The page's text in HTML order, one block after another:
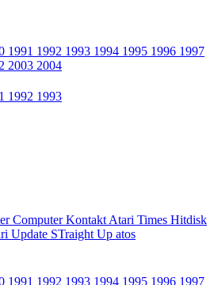
1991 1992 1993 1994 1995 1996 1997
2003 2004
1992 1993
Computer Kontakt Atari Times Hitdisk
Update STraight Up atos
1991 1992 1993 1994 1995 1996 1997